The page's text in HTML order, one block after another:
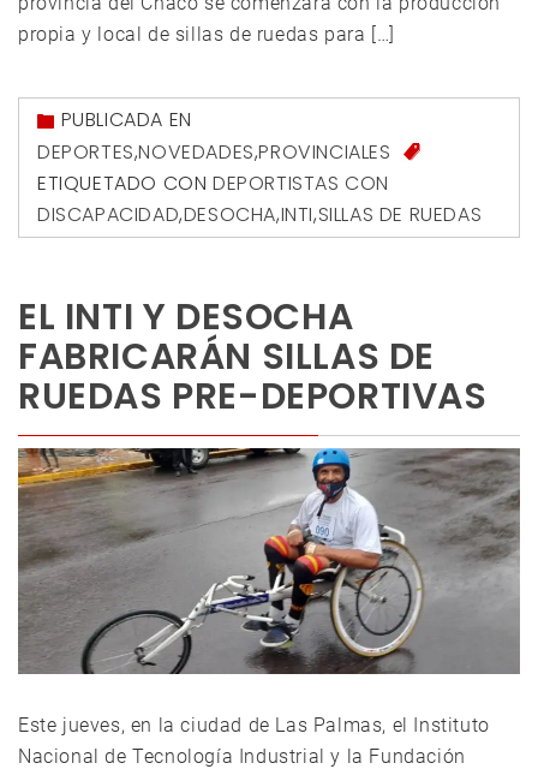
propia y local de sillas de ruedas para […]
PUBLICADA EN
DEPORTES,NOVEDADES,PROVINCIALES
ETIQUETADO CON DEPORTISTAS CON
DISCAPACIDAD,DESOCHA,INTI,SILLAS DE RUEDAS
EL INTI Y DESOCHA
FABRICARÁN SILLAS DE
RUEDAS PRE-DEPORTIVAS
Este jueves, en la ciudad de Las Palmas, el Instituto
Nacional de Tecnología Industrial y la Fundación